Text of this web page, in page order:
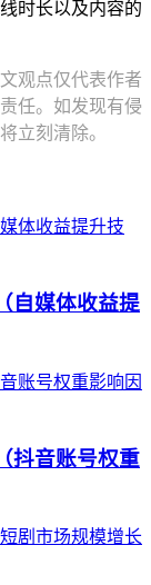
时长以及内容的
观点仅代表作者
任。如发现有侵
立刻清除。
自媒体收益提
抖音账号权重